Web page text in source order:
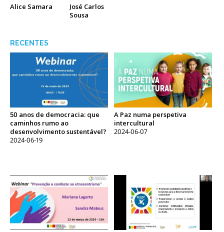
Alice Samara
José Carlos
Sousa
RECENTES
50 anos de democracia: que
caminhos rumo ao
desenvolvimento sustentável?
2024-06-19
A Paz numa perspetiva
intercultural
2024-06-07